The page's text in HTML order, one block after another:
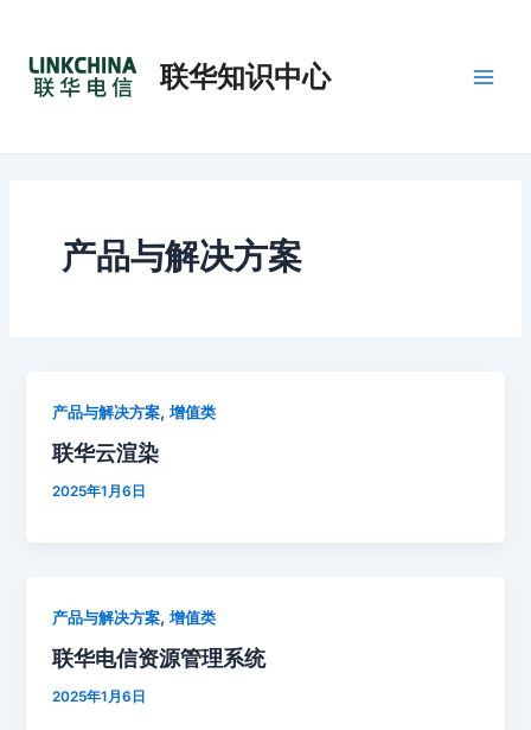
联华知识中心
产品与解决方案
产品与解决方案,增值类
联华云渲染
2025年1月6日
产品与解决方案,增值类
联华电信资源管理系统
2025年1月6日